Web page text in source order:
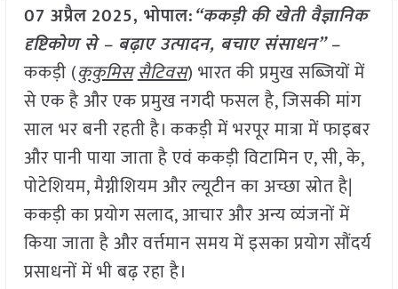
07 अप्रैल2025, भोपाल:“ककड़ी की खेती वैज्ञानिक
दृष्टिकोण से – बढ़ाए उत्पादन, बचाए संसाधन” –
ककड़ी (कुकुमिससैटिवस) भारत की प्रमुख सब्जियों में
से एक है और एक प्रमुख नगदी फसल है, जिसकी मांग
साल भर बनी रहती है। ककड़ी में भरपूर मात्रा में फाइबर
और पानी पाया जाता है एवं ककड़ी विटामिन ए, सी, के,
पोटेशियम, मैग्नीशियम और ल्यूटीन का अच्छा स्रोत है|
ककड़ी का प्रयोग सलाद, आचार और अन्य व्यंजनों में
किया जाता है और वर्त्तमान समय में इसका प्रयोग सौंदर्य
प्रसाधनों में भी बढ़ रहा है।